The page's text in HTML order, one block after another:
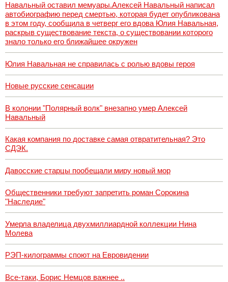
Навальный оставил мемуары.Алексей Навальный написал
автобиографию перед смертью, которая будет опубликована
в этом году, сообщила в четверг его вдова Юлия Навальная,
раскрыв существование текста, о существовании которого
знало только его ближайшее окружен
Юлия Навальная не справилась с ролью вдовы героя
Новые русские сенсации
В колонии "Полярный волк" внезапно умер Алексей
Навальный
Какая компания по доставке самая отвратительная? Это
СДЭК.
Давосские старцы пообещали миру новый мор
Общественники требуют запретить роман Сорокина
"Наследие"
Умерла владелица двухмиллиардной коллекции Нина
Молева
РЭП-килограммы споют на Евровидении
Все-таки, Борис Немцов важнее ..